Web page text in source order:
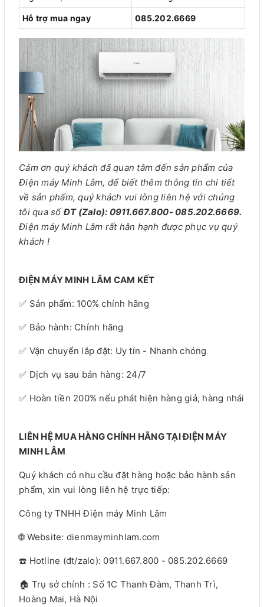
Hỗ trợ mua ngay 085.202.6669
Cảm ơn quý khách đã quan tâm đến sản phẩm của
Điện máy Minh Lâm, để biết thêm thông tin chi tiết
về sản phẩm, quý khách vui lòng liên hệ với chúng
tôi qua sốĐT (Zalo): 0911.667.800- 085.202.6669.
Điện máy Minh Lâm rất hân hạnh được phục vụ quý
khách !
ĐIỆN MÁY MINH LÂM CAM KẾT
✅ Sản phẩm: 100% chính hãng
✅ Bảo hành: Chính hãng
✅ Vận chuyển lắp đặt: Uy tín - Nhanh chóng
✅ Dịch vụ sau bán hàng: 24/7
✅ Hoàn tiền 200% nếu phát hiện hàng giả, hàng nhái
LIÊN HỆ MUA HÀNG CHÍNH HÃNG TẠI ĐIỆN MÁY
MINH LÂM
Quý khách có nhu cầu đặt hàng hoặc bảo hành sản
phẩm, xin vui lòng liên hệ trực tiếp:
Công ty TNHH Điện máy Minh Lâm
🌐 Website: dienmayminhlam.com
☎️ Hotline (đt/zalo): 0911.667.800 - 085.202.6669
🏠 Trụ sở chính : Số 1C Thanh Đàm, Thanh Trì,
Hoàng Mai, Hà Nội